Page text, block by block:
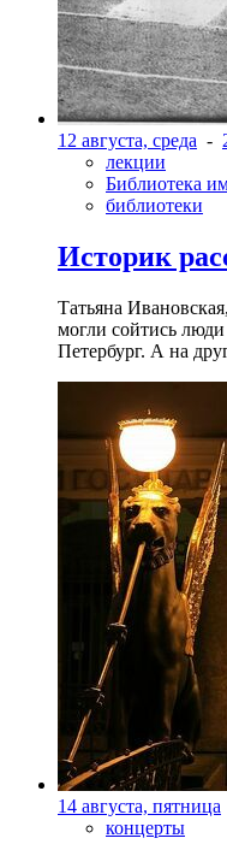
12 августа, среда -
лекции
Библиотека
библиотеки
Историк
Татьяна
могли сойтись
Петербург. А на
14 августа, пятница
концерты